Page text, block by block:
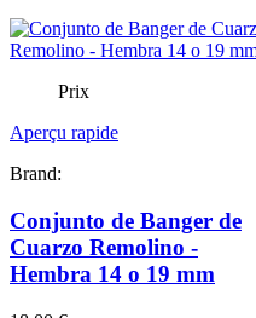
Prix
Aperçu rapide
Brand:
Conjunto de Banger de
Cuarzo Remolino -
Hembra 14 o 19 mm